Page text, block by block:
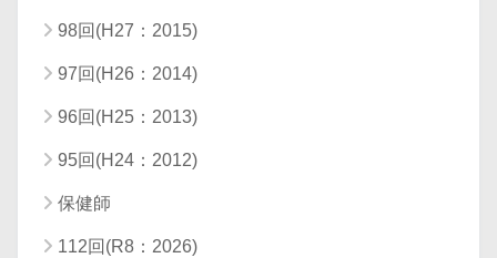
98回(H27：2015)
97回(H26：2014)
96回(H25：2013)
95回(H24：2012)
保健師
112回(R8：2026)